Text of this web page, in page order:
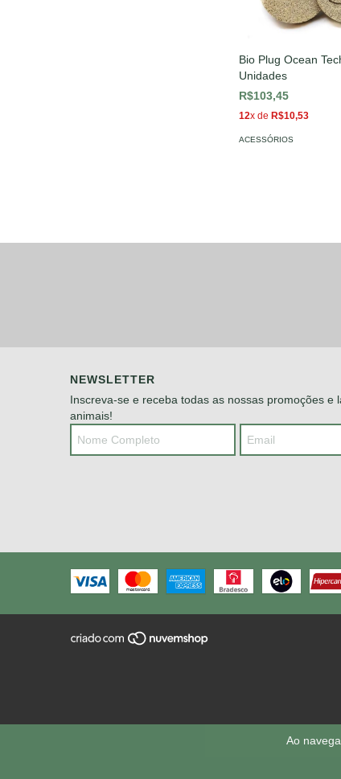
Ao
Bio Plug Ocean
Unidades
R$103,45
12x de R$10,53
ACESSÓRIOS
NEWSLETTER
Inscreva-se e receba todas as nossas promoções e
animais!